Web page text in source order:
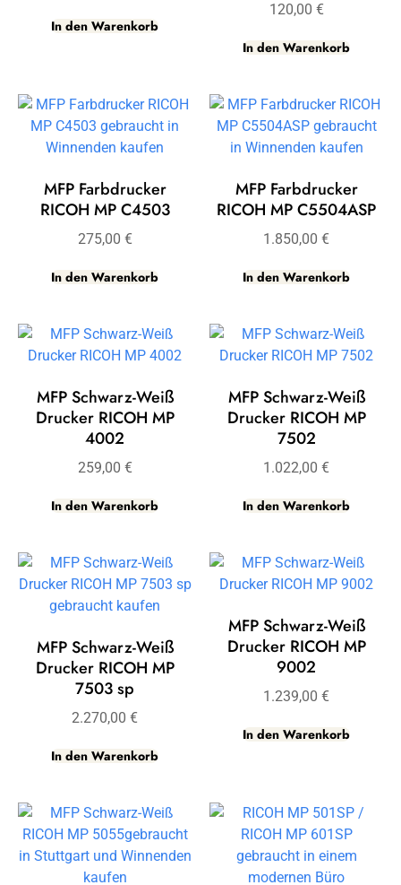
In den Warenkorb
120,00 €
In den Warenkorb
MFP Farbdrucker
RICOH MP C4503
275,00 €
In den Warenkorb
MFP Farbdrucker
RICOH MP C5504ASP
1.850,00 €
In den Warenkorb
MFP Schwarz-Weiß
Drucker RICOH MP
4002
259,00 €
In den Warenkorb
MFP Schwarz-Weiß
Drucker RICOH MP
7502
1.022,00 €
In den Warenkorb
MFP Schwarz-Weiß
Drucker RICOH MP
7503 sp
2.270,00 €
In den Warenkorb
MFP Schwarz-Weiß
Drucker RICOH MP
9002
1.239,00 €
In den Warenkorb